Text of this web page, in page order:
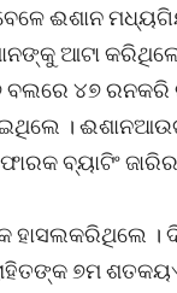
ଈଶାନ
ଆଟା କରିଥିଲେ
ବଲରେ ୪୭ ରନକରି
।
ବ୍ୟାଟିଂ
ହାସଲକରିଥିଲେ ।
୭ମ